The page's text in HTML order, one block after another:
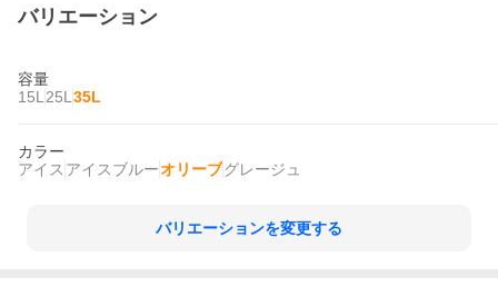
バリエーション
容量
15L 25L 35L
カラー
アイス アイスブルーオリーブグレージュ
バリエーションを変更する